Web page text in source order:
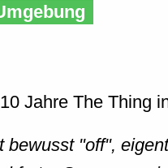
bewusst "off",